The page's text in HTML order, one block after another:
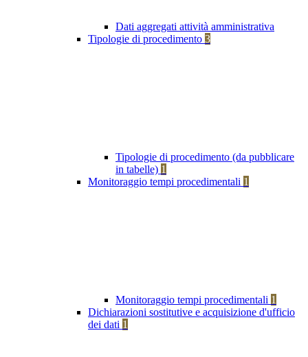
Dati aggregati attività amministrativa
Tipologie di procedimento 3
Tipologie di procedimento (da pubblicare
in tabelle) 1
Monitoraggio tempi procedimentali 1
Monitoraggio tempi procedimentali 1
Dichiarazioni sostitutive e acquisizione d'ufficio
dei dati 1